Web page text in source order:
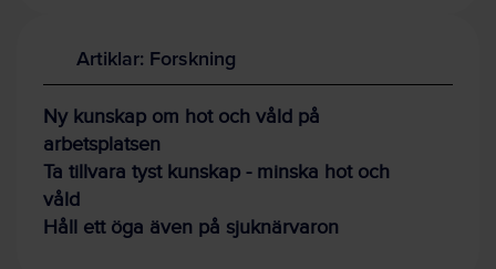
Artiklar: Forskning
Ny kunskap om hot och våld på
arbetsplatsen
Ta tillvara tyst kunskap - minska hot och
våld
Håll ett öga även på sjuknärvaron